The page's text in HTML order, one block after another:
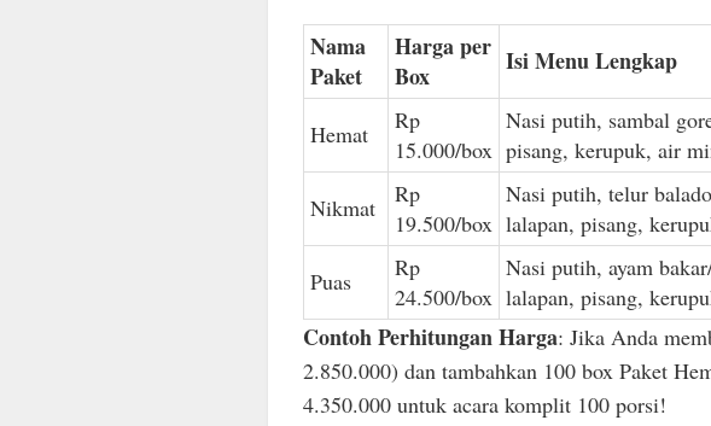
Nama
Paket
Harga per
Box
Isi Menu Lengkap
Hemat
Rp
15.000/box
Nasi putih, sambal
pisang, kerupuk, air
Nikmat
Rp
19.500/box
Nasi putih, telur
lalapan, pisang,
Puas
Rp
24.500/box
Nasi putih, ayam
lalapan, pisang,
Contoh Perhitungan Harga: Jika Anda
2.850.000) dan tambahkan 100 box Paket
4.350.000 untuk acara komplit 100 porsi!